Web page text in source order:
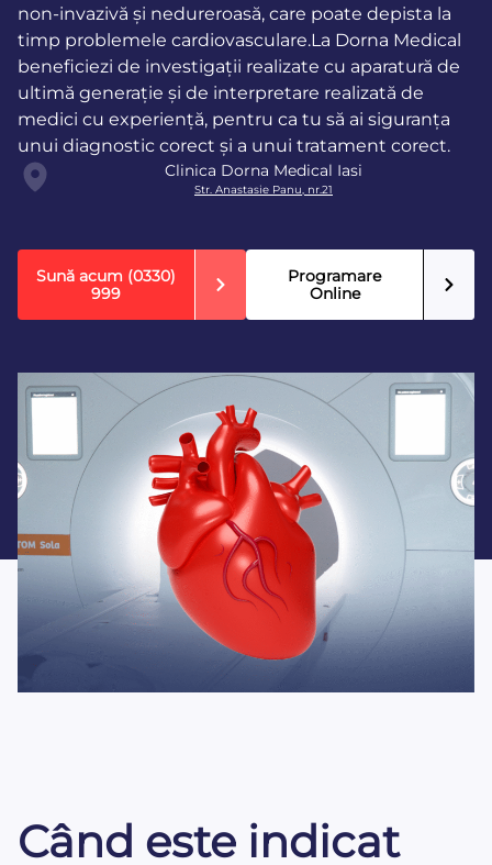
non-invazivă și nedureroasă, care poate depista la
timp problemele cardiovasculare.La Dorna Medical
beneficiezi de investigații realizate cu aparatură de
ultimă generație și de interpretare realizată de
medici cu experiență, pentru ca tu să ai siguranța
unui diagnostic corect și a unui tratament corect.
Clinica Dorna Medical Iasi
Str. Anastasie Panu, nr.21
Sună acum (0330)
999
Programare
Online
Când este indicat